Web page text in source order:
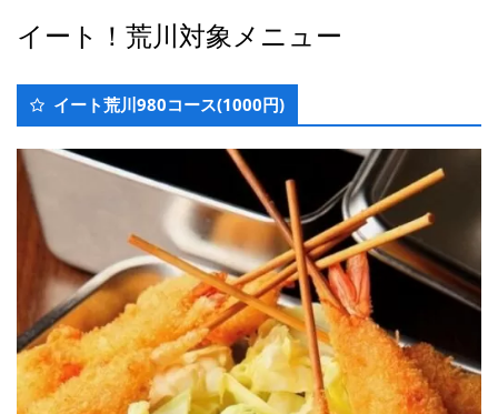
イート！荒川対象メニュー
イート荒川980コース(1000円)